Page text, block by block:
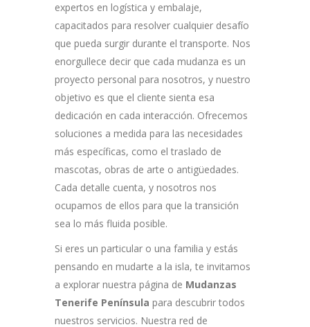
expertos en logística y embalaje,
capacitados para resolver cualquier desafío
que pueda surgir durante el transporte. Nos
enorgullece decir que cada mudanza es un
proyecto personal para nosotros, y nuestro
objetivo es que el cliente sienta esa
dedicación en cada interacción. Ofrecemos
soluciones a medida para las necesidades
más específicas, como el traslado de
mascotas, obras de arte o antigüedades.
Cada detalle cuenta, y nosotros nos
ocupamos de ellos para que la transición
sea lo más fluida posible.
Si eres un particular o una familia y estás
pensando en mudarte a la isla, te invitamos
a explorar nuestra página de Mudanzas
Tenerife Península para descubrir todos
nuestros servicios. Nuestra red de